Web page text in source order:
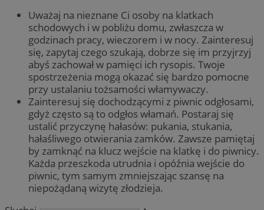
Uważaj na nieznane Ci osoby na klatkach
schodowych i w pobliżu domu, zwłaszcza w
godzinach pracy, wieczorem i w nocy. Zainteresuj
się, zapytaj czego szukają, dobrze się im przyjrzyj
abyś zachował w pamięci ich rysopis. Twoje
spostrzeżenia mogą okazać się bardzo pomocne
przy ustalaniu tożsamości włamywaczy.
Zainteresuj się dochodzącymi z piwnic odgłosami,
gdyż często są to odgłos włamań. Postaraj się
ustalić przyczynę hałasów: pukania, stukania,
hałaśliwego otwierania zamków. Zawsze pamiętaj
by zamknąć na klucz wejście na klatkę i do piwnicy.
Każda przeszkoda utrudnia i opóźnia wejście do
piwnic, tym samym zmniejszając szansę na
niepożądaną wizytę złodzieja.